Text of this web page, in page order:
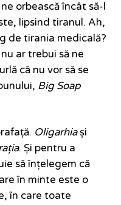
orbească încât să-l
lipsind tiranul. Ah,
de tirania medicală?
ar trebui să ne
că nu vor să se
Big Soap
Oligarhiași
. Și pentru a
să înțelegem că
în minte este o
în care toate